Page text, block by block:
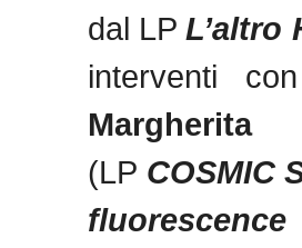
dal LPL’altro
interventi
Margherita
(LP COSMIC